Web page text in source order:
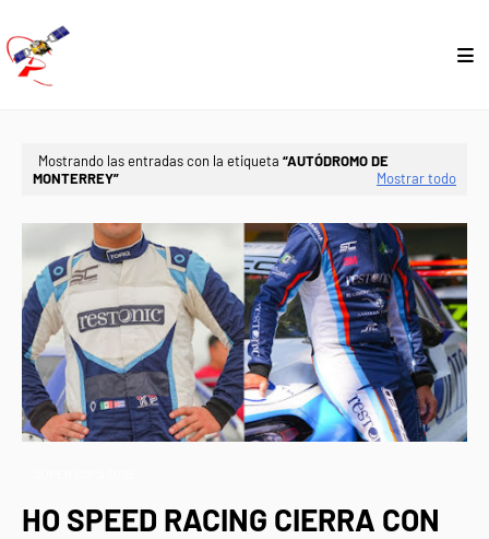
Mostrando las entradas con la etiqueta AUTÓDROMO DE
MONTERREY
Mostrar todo
HO SPEED RACING CIERRA CON